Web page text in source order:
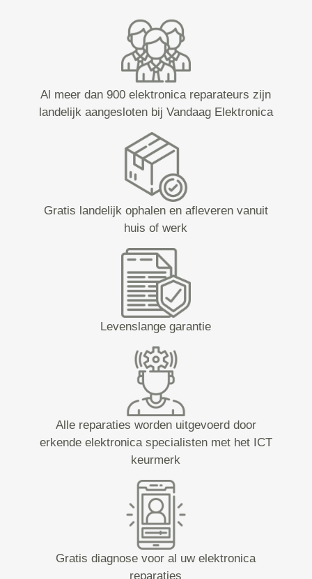
Al meer dan 900 elektronica reparateurs zijn
landelijk aangesloten bij Vandaag Elektronica
Gratis landelijk ophalen en afleveren vanuit
huis of werk
Levenslange garantie
Alle reparaties worden uitgevoerd door
erkende elektronica specialisten met het ICT
keurmerk
Gratis diagnose voor al uw elektronica
reparaties